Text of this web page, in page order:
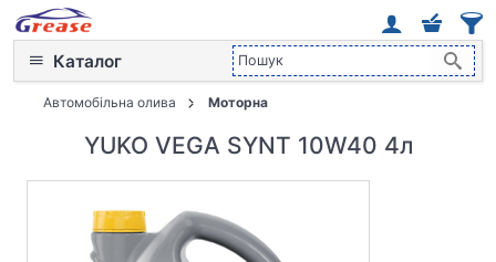
Каталог
Автомобільна олива Моторна
YUKO VEGA SYNT 10W40 4л